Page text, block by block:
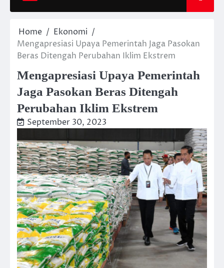
Home
Ekonomi
Mengapresiasi Upaya Pemerintah Jaga Pasokan
Beras Ditengah Perubahan Iklim Ekstrem
Mengapresiasi Upaya Pemerintah
Jaga Pasokan Beras Ditengah
Perubahan Iklim Ekstrem
September 30, 2023